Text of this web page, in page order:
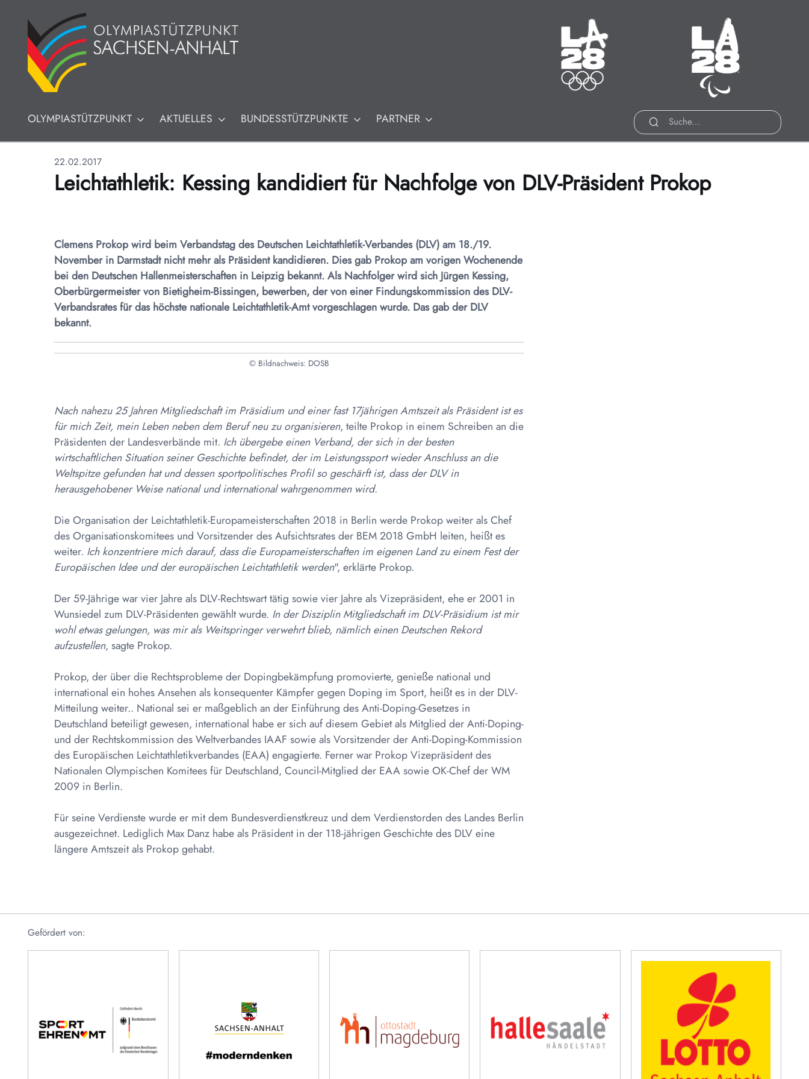
Olympische Sommerspiele
14.07. - 30.07.2028
Zeit bis zum Start:
04
:
Paralympische Sommerspiele
15.08. - 27.08.2028
Zeit bis zum Start:
04
STUNDEN
:
OLYMPIASTÜTZPUNKT AKTUELLES BUNDESSTÜTZPUNKTE PARTNER
22.02.2017
Leichtathletik: Kessing kandidiert für Nachfolge von DLV-Präsident Prokop
Clemens Prokop wird beim Verbandstag des Deutschen Leichtathletik-Verbandes (DLV) am 18./19.
November in Darmstadt nicht mehr als Präsident kandidieren. Dies gab Prokop am vorigen Wochenende
bei den Deutschen Hallenmeisterschaften in Leipzig bekannt. Als Nachfolger wird sich Jürgen Kessing,
Oberbürgermeister von Bietigheim-Bissingen, bewerben, der von einer Findungskommission des DLV-
Verbandsrates für das höchste nationale Leichtathletik-Amt vorgeschlagen wurde. Das gab der DLV
bekannt.
© Bildnachweis: DOSB
Nach nahezu 25 Jahren Mitgliedschaft im Präsidium und einer fast 17jährigen Amtszeit als Präsident ist es
für mich Zeit, mein Leben neben dem Beruf neu zu organisieren, teilte Prokop in einem Schreiben an die
Präsidenten der Landesverbände mit.  Ich übergebe einen Verband, der sich in der besten
wirtschaftlichen Situation seiner Geschichte befindet, der im Leistungssport wieder Anschluss an die
Weltspitze gefunden hat und dessen sportpolitisches Profil so geschärft ist, dass der DLV in
herausgehobener Weise national und international wahrgenommen wird.
Die Organisation der Leichtathletik-Europameisterschaften 2018 in Berlin werde Prokop weiter als Chef
des Organisationskomitees und Vorsitzender des Aufsichtsrates der BEM 2018 GmbH leiten, heißt es
weiter.  Ich konzentriere mich darauf, dass die Europameisterschaften im eigenen Land zu einem Fest der
Europäischen Idee und der europäischen Leichtathletik werden", erklärte Prokop.
Der 59-Jährige war vier Jahre als DLV-Rechtswart tätig sowie vier Jahre als Vizepräsident, ehe er 2001 in
Wunsiedel zum DLV-Präsidenten gewählt wurde.  In der Disziplin Mitgliedschaft im DLV-Präsidium ist mir
wohl etwas gelungen, was mir als Weitspringer verwehrt blieb, nämlich einen Deutschen Rekord
aufzustellen, sagte Prokop.
Prokop, der über die Rechtsprobleme der Dopingbekämpfung promovierte, genieße national und
international ein hohes Ansehen als konsequenter Kämpfer gegen Doping im Sport, heißt es in der DLV-
Mitteilung weiter.. National sei er maßgeblich an der Einführung des Anti-Doping-Gesetzes in
Deutschland beteiligt gewesen, international habe er sich auf diesem Gebiet als Mitglied der Anti-Doping-
und der Rechtskommission des Weltverbandes IAAF sowie als Vorsitzender der Anti-Doping-Kommission
des Europäischen Leichtathletikverbandes (EAA) engagierte. Ferner war Prokop Vizepräsident des
Nationalen Olympischen Komitees für Deutschland, Council-Mitglied der EAA sowie OK-Chef der WM
2009 in Berlin.
Für seine Verdienste wurde er mit dem Bundesverdienstkreuz und dem Verdienstorden des Landes Berlin
ausgezeichnet. Lediglich Max Danz habe als Präsident in der 118-jährigen Geschichte des DLV eine
längere Amtszeit als Prokop gehabt.
Gefördert von: